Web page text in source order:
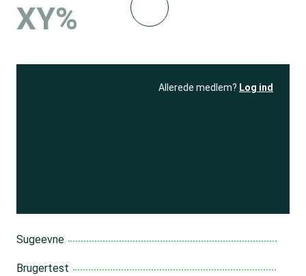
XY%
Allerede medlem? Log ind
Sugeevne
Brugertest